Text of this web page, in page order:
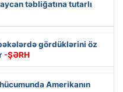
təbliğatına tutarlı
gördüklərini öz
-ŞƏRH
Amerikanın